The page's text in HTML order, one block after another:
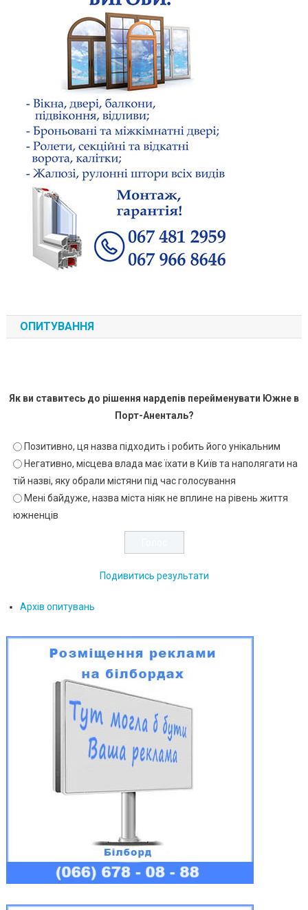
ОПИТУВАННЯ
Як ви ставитесь до рішення нардепів перейменувати Южне в
Порт-Аненталь?
Позитивно, ця назва підходить і робить його унікальним
Негативно, місцева влада має їхати в Київ та наполягати на
тій назві, яку обрали містяни під час голосування
Мені байдуже, назва міста ніяк не вплине на рівень життя
южненців
Подивитись результати
Архів опитувань